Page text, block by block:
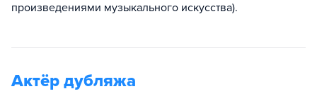
произведениями музыкального искусства).
Актёр дубляжа